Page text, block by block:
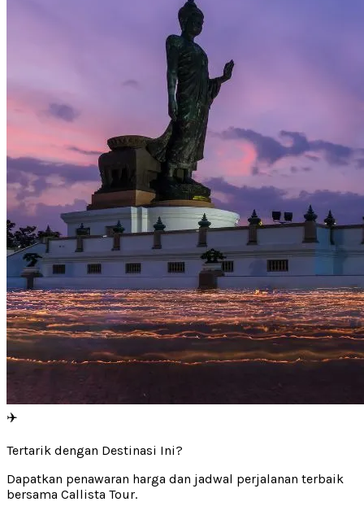
✈️
Tertarik dengan Destinasi Ini?
Dapatkan penawaran harga dan jadwal perjalanan terbaik
bersama Callista Tour.